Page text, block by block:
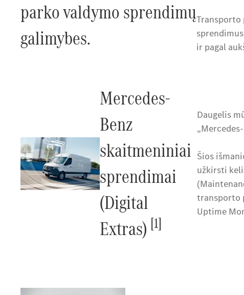
parko valdymo sprendimų
galimybes.
ir pagal
Mercedes-
Benz
skaitmeniniai
sprendimai
(Digital
Extras) [1]
Daugelis
Šios
užkirsti
transporto
Uptime